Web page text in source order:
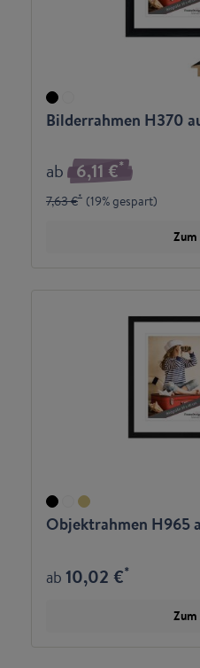
Bilderrahmen H370
ab 6,11 €*
7,63 €* (19% gespart)
Objektrahmen H965
ab10,02 €*